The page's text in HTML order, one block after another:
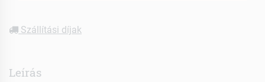
Szállítási díjak
Leírás